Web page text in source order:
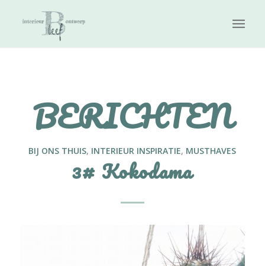
BERICHTEN
BIJ ONS THUIS, INTERIEUR INSPIRATIE, MUSTHAVES
3# Kokodama